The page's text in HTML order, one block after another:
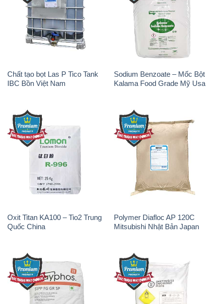
Chất tạo bọt Las P Tico Tank
IBC Bồn Việt Nam
Sodium Benzoate – Mốc Bột
Kalama Food Grade Mỹ Usa
Oxit Titan KA100 – Tio2 Trung
Quốc China
Polymer Diafloc AP 120C
Mitsubishi Nhật Bản Japan